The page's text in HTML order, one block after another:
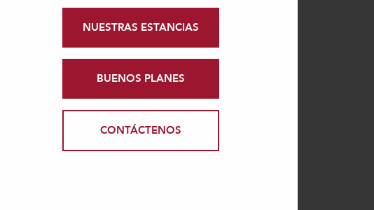
NUESTRAS ESTANCIAS
BUENOS PLANES
CONTÁCTENOS